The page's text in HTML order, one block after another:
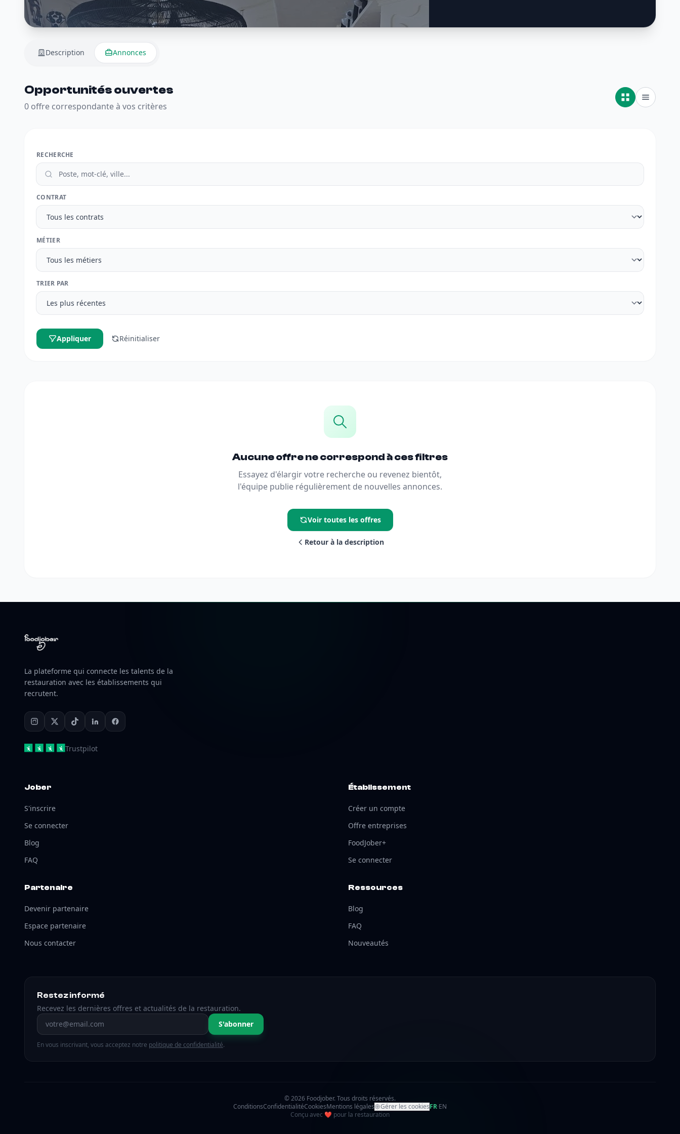
Description Annonces
Opportunités ouvertes
0 offre correspondante à vos critères
RECHERCHE
CONTRAT
MÉTIER
TRIER PAR
Appliquer Réinitialiser
Aucune offre ne correspond à ces filtres
Essayez d'élargir votre recherche ou revenez bientôt,
l'équipe publie régulièrement de nouvelles annonces.
Voir toutes les offres
Retour à la description
La plateforme qui connecte les talents de la
restauration avec les établissements qui
recrutent.
Trustpilot
Jober
S'inscrire
Se connecter
Blog
FAQ
Établissement
Créer un compte
Offre entreprises
FoodJober+
Se connecter
Partenaire
Devenir partenaire
Espace partenaire
Nous contacter
Ressources
Blog
FAQ
Nouveautés
Restez informé
Recevez les dernières offres et actualités de la restauration.
Adresse email S'abonner
En vous inscrivant, vous acceptez notre politique de confidentialité.
© 2026 Foodjober. Tous droits réservés.
ConditionsConfidentialitéCookiesMentions légales Gérer les cookiesFR·EN
Conçu avec ❤ amour
pour la restauration